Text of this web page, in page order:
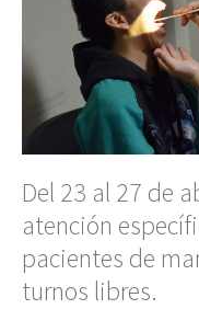
Del 23 al 27 de
atención
pacientes de
turnos libres.